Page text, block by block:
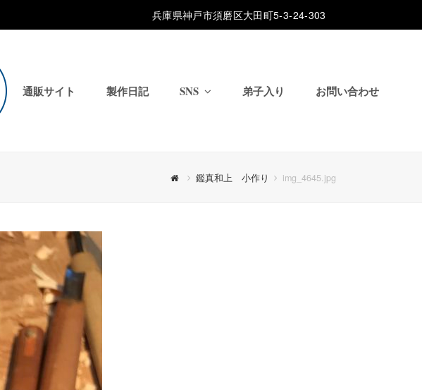
兵庫県神戸市須磨区大田町5-3-24-303
通販サイト 製作日記 SNS 弟子入り お問い合わせ
鑑真和上 小作り img_4645.jpg